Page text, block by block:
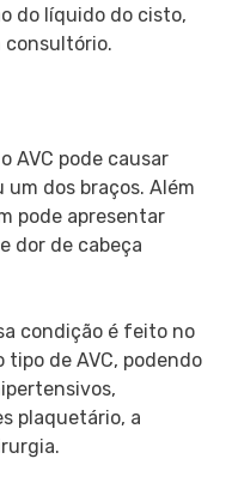
do líquido do cisto,
consultório.
AVC pode causar
um dos braços. Além
pode apresentar
dor de cabeça
condição é feito no
tipo de AVC, podendo
plaquetário, a